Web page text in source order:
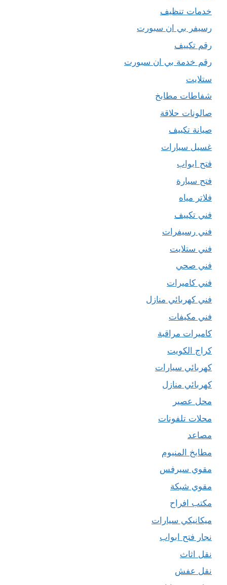
خدمات تنظيف
رسيفر بي ان سبورت
رقم تكييف
رقم خدمة بي ان سبورت
ستلايت
شفاطات مطابخ
صالونات حلاقة
صيانة تكييف
غسيل سيارات
فتح ابواب
فتح سيارة
فلاتر مياه
فني تكييف
فني رسيفرات
فني ستلايت
فني صحي
فني كاميرات
فني كهربائي منازل
فني مكيفات
كاميرات مراقبة
كراج الكويت
كهربائي سيارات
كهربائي منازل
محل عصير
محلات تلفونات
مصاعد
مطابخ المنيوم
مقوي سيرفس
مقوي شبكة
مكتب افراح
ميكانيكي سيارات
نجار فتح ابواب
نقل اثاث
نقل عفش